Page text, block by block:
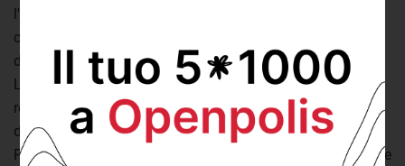
l'impresa sociale Con i Bambini nell'ambito del fondo per il
contrasto della povertà educativa minorile. Mettiamo a
disposizione in formato aperto i dati utilizzati nell'articolo.
Li abbiamo raccolti e trattati così da poterli analizzare in
relazione con altri dataset di fonte pubblica, con l'obiettivo
di creare un'unica banca dati territoriale sui servizi.
Possono essere riutilizzati liberamente per analisi, iniziative